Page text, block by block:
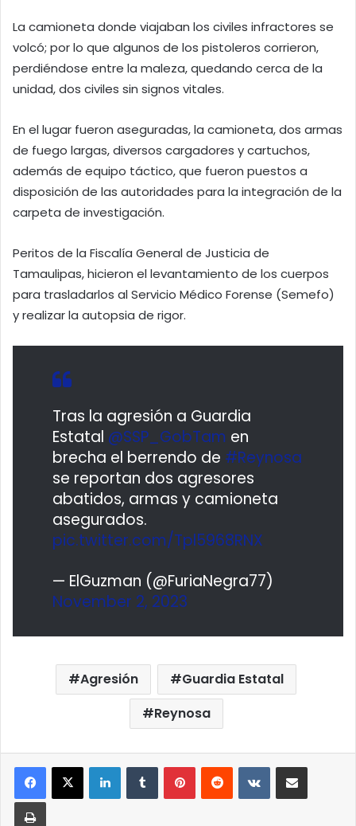
La camioneta donde viajaban los civiles infractores se
volcó; por lo que algunos de los pistoleros corrieron,
perdiéndose entre la maleza, quedando cerca de la
unidad, dos civiles sin signos vitales.
En el lugar fueron aseguradas, la camioneta, dos armas
de fuego largas, diversos cargadores y cartuchos,
además de equipo táctico, que fueron puestos a
disposición de las autoridades para la integración de la
carpeta de investigación.
Peritos de la Fiscalía General de Justicia de
Tamaulipas, hicieron el levantamiento de los cuerpos
para trasladarlos al Servicio Médico Forense (Semefo)
y realizar la autopsia de rigor.
Tras la agresión a Guardia
Estatal @SSP_GobTam en
brecha el berrendo de #Reynosa
se reportan dos agresores
abatidos, armas y camioneta
asegurados.
pic.twitter.com/Tpl5968RNX
— ElGuzman (@FuriaNegra77)
November 2, 2023
Agresión
Guardia Estatal
Reynosa
LinkedInTumblrPinterestReddit VKontakteCompartir por correo
Imprimir